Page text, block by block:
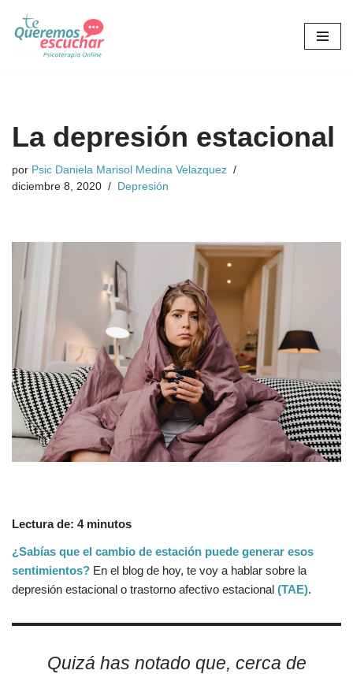
Saltar
La depresión estacional
por Psic Daniela Marisol Medina Velazquez
diciembre 8, 2020
Depresión
Lectura de: 4 minutos
¿Sabías que el cambio de estación puede generar esos
sentimientos? En el blog de hoy, te voy a hablar sobre la
depresión estacional o trastorno afectivo estacional (TAE).
Quizá has notado que, cerca de